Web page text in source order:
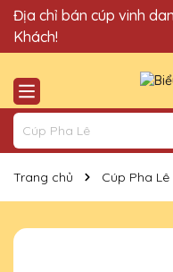
Quà Tặng Cúp Pha Lê
Khách!
Địa chỉ bán cúp vinh
Trang chủ Cúp Pha Lê